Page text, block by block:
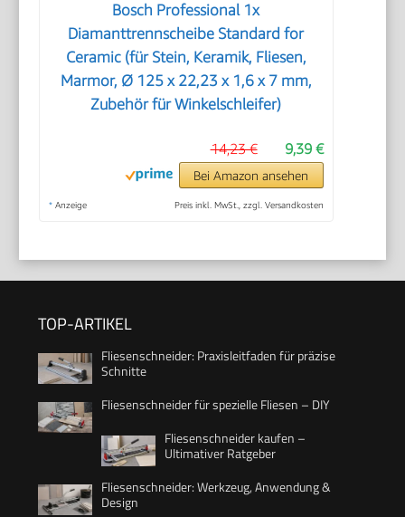
Bosch Professional 1x
Diamanttrennscheibe Standard for
Ceramic (für Stein, Keramik, Fliesen,
Marmor, Ø 125 x 22,23 x 1,6 x 7 mm,
Zubehör für Winkelschleifer)
9,39 €
14,23 €
Bei Amazon ansehen
* Anzeige Preis inkl. MwSt., zzgl. Versandkosten
TOP-ARTIKEL
Fliesenschneider: Praxisleitfaden für präzise
Schnitte
Fliesenschneider für spezielle Fliesen – DIY
Fliesenschneider kaufen –
Ultimativer Ratgeber
Fliesenschneider: Werkzeug, Anwendung &
Design